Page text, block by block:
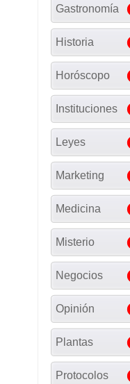
Gastronomía
Historia
Horóscopo
Instituciones
Leyes
Marketing
Medicina
Misterio
Negocios
Opinión
Plantas
Protocolos